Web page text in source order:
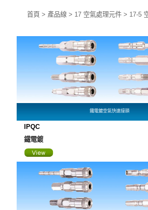
首頁 > 產品線 > 17 空氣處理元件 > 17-5
鐵電鍍空氣快速接頭
IPQC
鐵電鍍